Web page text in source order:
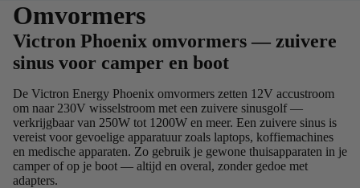
Omvormers
Victron Phoenix omvormers — zuivere
sinus voor camper en boot
De Victron Energy Phoenix omvormers zetten 12V accustroom
om naar 230V wisselstroom met een zuivere sinusgolf —
verkrijgbaar van 250W tot 1200W en meer. Een zuivere sinus is
vereist voor gevoelige apparatuur zoals laptops, koffiemachines
en medische apparaten. Zo gebruik je gewone thuisapparaten in je
camper of op je boot — altijd en overal, zonder gedoe met
adapters.